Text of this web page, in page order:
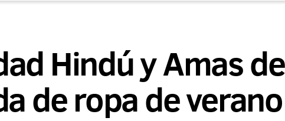
Hindú y Amas
de ropa de verano